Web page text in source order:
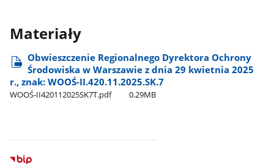
Materiały
Obwieszczenie Regionalnego Dyrektora Ochrony
Środowiska w Warszawie z dnia 29 kwietnia 2025
r., znak: WOOŚ-II.420.11.2025.SK.7
WOOŚ-II420112025SK7T.pdf 0.29MB